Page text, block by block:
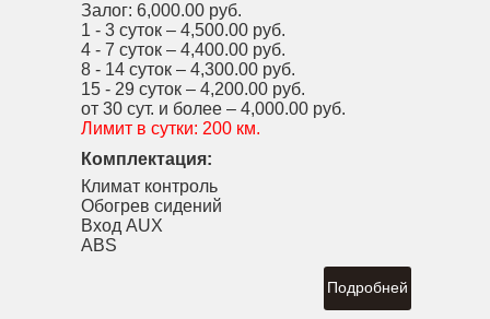
Залог: 6,000.00 руб.
1 - 3 суток – 4,500.00 руб.
4 - 7 суток – 4,400.00 руб.
8 - 14 суток – 4,300.00 руб.
15 - 29 суток – 4,200.00 руб.
от 30 сут. и более – 4,000.00 руб.
Лимит в сутки: 200 км.
Комплектация:
Климат контроль
Обогрев сидений
Вход AUX
ABS
Подробней